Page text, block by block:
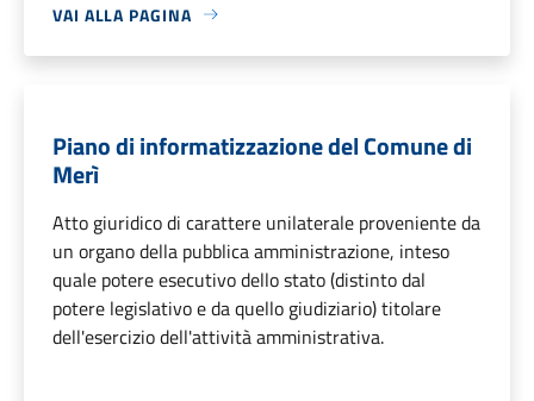
VAI ALLA PAGINA
Piano di informatizzazione del Comune di
Merì
Atto giuridico di carattere unilaterale proveniente da
un organo della pubblica amministrazione, inteso
quale potere esecutivo dello stato (distinto dal
potere legislativo e da quello giudiziario) titolare
dell'esercizio dell'attività amministrativa.